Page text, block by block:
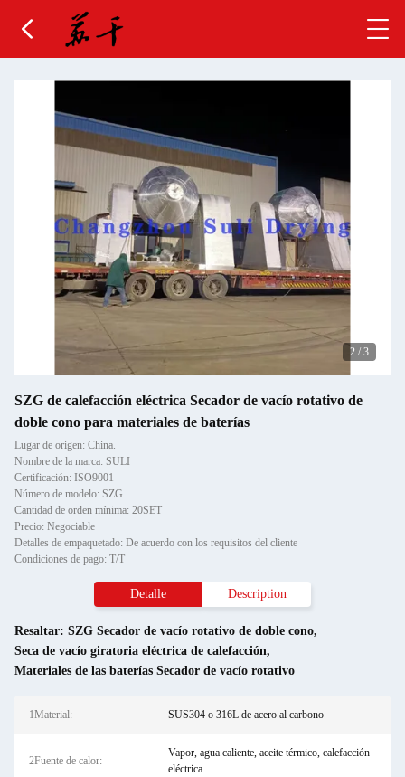
2 / 3
SZG de calefacción eléctrica Secador de vacío rotativo de
doble cono para materiales de baterías
Lugar de origen: China.
Nombre de la marca: SULI
Certificación: ISO9001
Número de modelo: SZG
Cantidad de orden mínima: 20SET
Precio: Negociable
Detalles de empaquetado: De acuerdo con los requisitos del cliente
Condiciones de pago: T/T
Detalle Description
Resaltar: SZG Secador de vacío rotativo de doble cono,
Seca de vacío giratoria eléctrica de calefacción,
Materiales de las baterías Secador de vacío rotativo
1Material: SUS304 o 316L de acero al carbono
2Fuente de calor:
Vapor, agua caliente, aceite térmico, calefacción
eléctrica